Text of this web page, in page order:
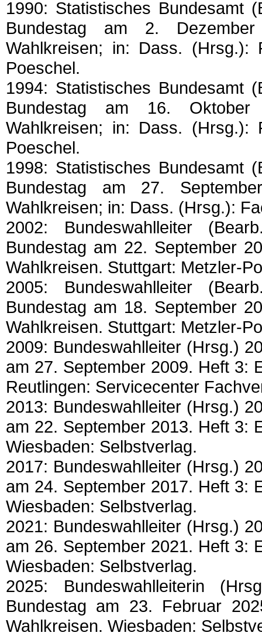
1990: Statistisches Bundesamt
Bundestag am 2.
Wahlkreisen; in: Dass.
Poeschel.
1994: Statistisches Bundesamt
Bundestag am 16. Oktober
Wahlkreisen; in: Dass.
Poeschel.
1998: Statistisches Bundesamt
Bundestag am 27.
Wahlkreisen; in: Dass. (Hrsg.):
2002: Bundeswahlleiter
Bundestag am 22. September
Wahlkreisen. Stuttgart: Metzler-
2005: Bundeswahlleiter
Bundestag am 18. September
Wahlkreisen. Stuttgart: Metzler-
2009: Bundeswahlleiter (Hrsg.)
am 27. September 2009. Heft 3:
Reutlingen: Servicecenter
2013: Bundeswahlleiter (Hrsg.)
am 22. September 2013. Heft 3:
Wiesbaden: Selbstverlag.
2017: Bundeswahlleiter (Hrsg.)
am 24. September 2017. Heft 3:
Wiesbaden: Selbstverlag.
2021: Bundeswahlleiter (Hrsg.)
am 26. September 2021. Heft 3:
Wiesbaden: Selbstverlag.
2025: Bundeswahlleiterin
Bundestag am 23. Februar
Wahlkreisen. Wiesbaden: